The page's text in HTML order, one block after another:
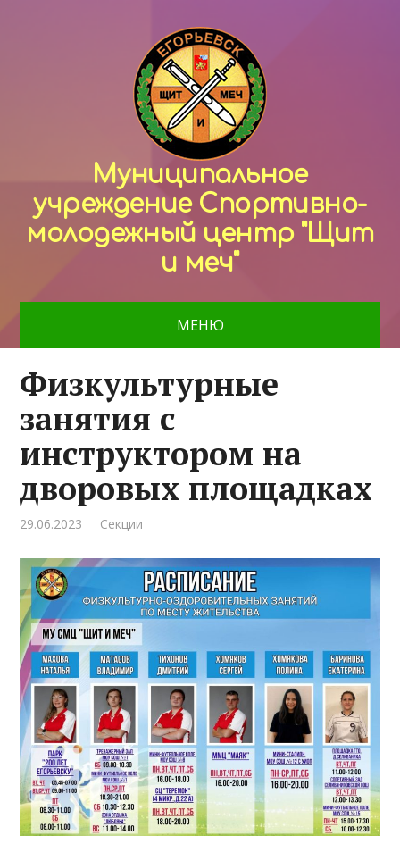
Муниципальное
учреждение Спортивно-
молодежный центр "Щит
и меч"
МЕНЮ
Физкультурные
занятия с
инструктором на
дворовых площадках
29.06.2023 Секции